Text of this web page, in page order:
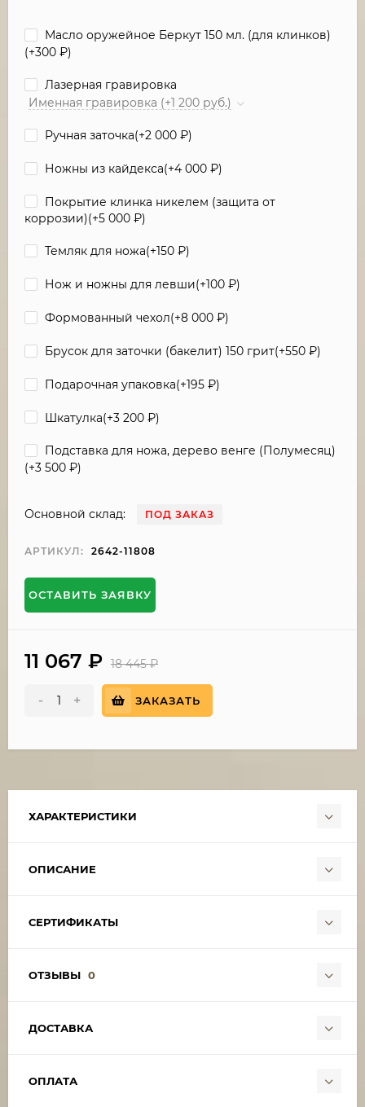
Масло оружейное Беркут 150 мл. (для клинков)
(+300 ₽)
Лазерная гравировка
Именная гравировка (+1 200 руб.)
Ручная заточка(+2 000 ₽)
Ножны из кайдекса(+4 000 ₽)
Покрытие клинка никелем (защита от
коррозии)(+5 000 ₽)
Темляк для ножа(+150 ₽)
Нож и ножны для левши(+100 ₽)
Формованный чехол(+8 000 ₽)
Брусок для заточки (бакелит) 150 грит(+550 ₽)
Подарочная упаковка(+195 ₽)
Шкатулка(+3 200 ₽)
Подставка для ножа, дерево венге (Полумесяц)
(+3 500 ₽)
Основной склад: ПОД ЗАКАЗ
АРТИКУЛ: 2642-11808
ОСТАВИТЬ ЗАЯВКУ
11 067 ₽ 18 445₽
- + ЗАКАЗАТЬ
ХАРАКТЕРИСТИКИ
ОПИСАНИЕ
СЕРТИФИКАТЫ
ОТЗЫВЫ 0
ДОСТАВКА
ОПЛАТА